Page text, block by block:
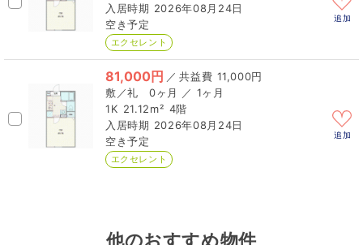
2026年08月24日
空き予定
エクセレント
追加
81,000円 ／
11,000円
0ヶ月 ／ 1ヶ月
1K 21.12m² 4階
2026年08月24日
空き予定
エクセレント
追加
他のおすすめ物件